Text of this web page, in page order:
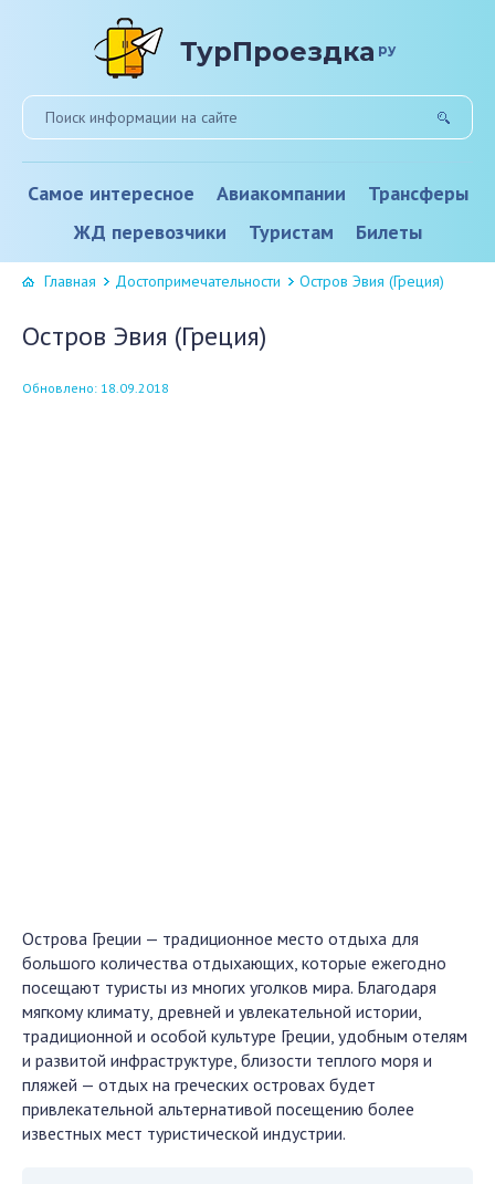
ТурПроездка ру
Самое интересное Авиакомпании
Трансферы
ЖД перевозчики
Туристам Билеты
Главная Достопримечательности Остров Эвия (Греция)
Остров Эвия (Греция)
Обновлено: 18.09.2018
Острова Греции — традиционное место отдыха для
большого количества отдыхающих, которые ежегодно
посещают туристы из многих уголков мира. Благодаря
мягкому климату, древней и увлекательной истории,
традиционной и особой культуре Греции, удобным отелям
и развитой инфраструктуре, близости теплого моря и
пляжей — отдых на греческих островах будет
привлекательной альтернативой посещению более
известных мест туристической индустрии.